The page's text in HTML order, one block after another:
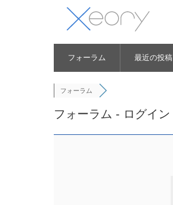
フォーラム 最近の投稿
フォーラム
フォーラム - ログイン